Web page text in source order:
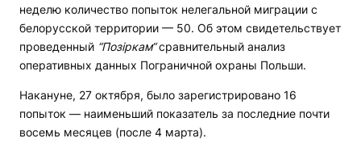
неделю количество попыток нелегальной миграции с
белорусской территории — 50. Об этом свидетельствует
проведенный “Позіркам“сравнительный анализ
оперативных данных Пограничной охраны Польши.
Накануне, 27 октября, было зарегистрировано 16
попыток — наименьший показатель за последние почти
восемь месяцев (после 4 марта).